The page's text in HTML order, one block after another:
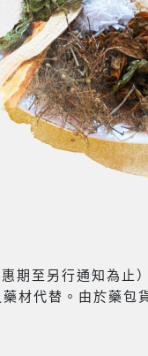
期至另行通知為止）
材代替。由於藥包